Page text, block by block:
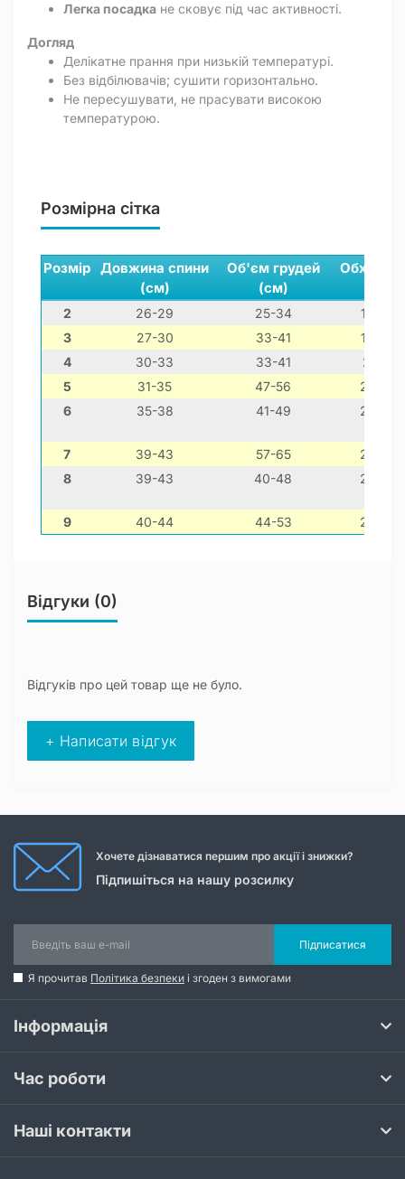
Легка посадка не сковує під час активності.
Догляд
Делікатне прання при низькій температурі.
Без відбілювачів; сушити горизонтально.
Не пересушувати, не прасувати високою
температурою.
Розмірна сітка
Розмір Довжина спини
(см)
Об'єм грудей
(см)
Обхват
2 26-29 25-34
16-26
3
27-30 33-41
18-28
4
30-33 33-41
21-31
5
31-35 47-56
28-38
6
35-38 41-49 24-34
7 39-43 57-65
22-42
8
39-43 40-48 28-38
9 40-44 44-53 24-34
Відгуки (0)
Відгуків про цей товар ще не було.
+ Написати відгук
Хочете дізнаватися першим про акції і знижки?
Підпишіться на нашу розсилку
Підписатися
Я прочитав Політика безпеки і згоден з вимогами
Інформація
Час роботи
Наші контакти